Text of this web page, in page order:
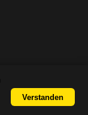
Verstanden